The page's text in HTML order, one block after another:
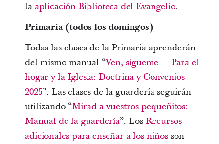
la aplicación Biblioteca del Evangelio.
Primaria (todos los domingos)
Todas las clases de la Primaria aprenderán
del mismo manual “Ven, sígueme — Para el
hogar y la Iglesia: Doctrina y Convenios
2025”. Las clases de la guardería seguirán
utilizando “Mirad a vuestros pequeñitos:
Manual de la guardería”. Los Recursos
adicionales para enseñar a los niñosson